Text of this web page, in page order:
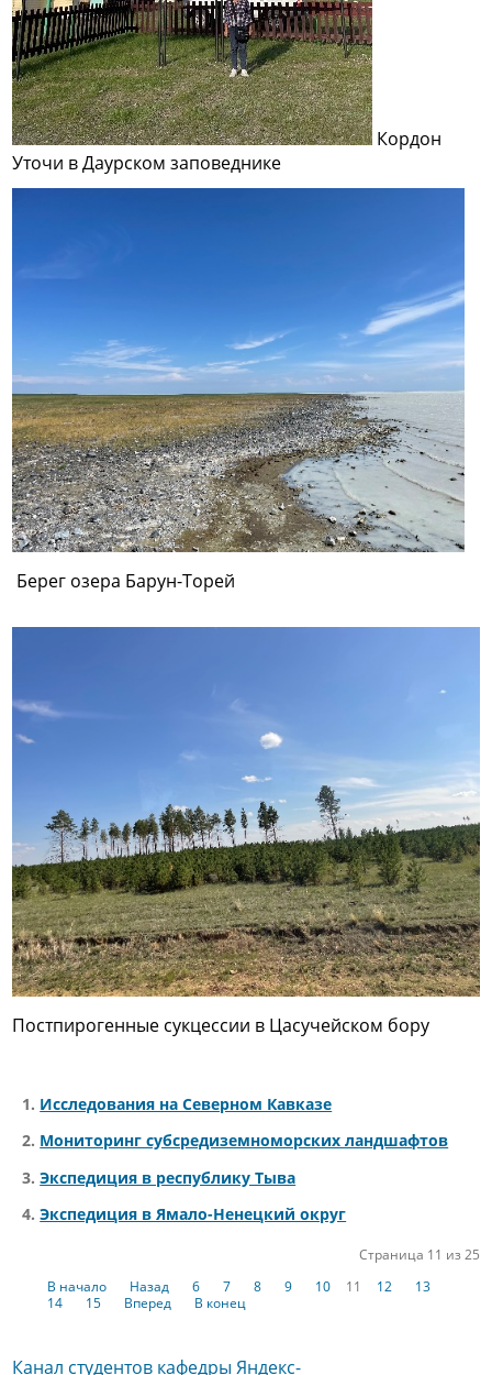
Кордон
Уточи в Даурском заповеднике
Берег озера Барун-Торей
Постпирогенные сукцессии в Цасучейском бору
Исследования на Северном Кавказе
Мониторинг субсредиземноморских ландшафтов
Экспедиция в республику Тыва
Экспедиция в Ямало-Ненецкий округ
Страница 11 из 25
В начало
Назад 6 7 8 9 10 11 12
13
14
15 Вперед В конец
Канал студентов кафедры Яндекс-